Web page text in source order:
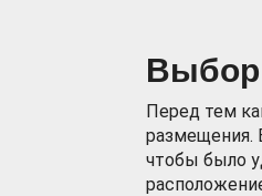
Выбор
Перед тем
размещения.
чтобы было